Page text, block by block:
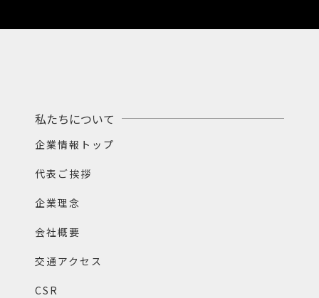
私たちについて
企業情報トップ
代表ご挨拶
企業理念
会社概要
交通アクセス
CSR